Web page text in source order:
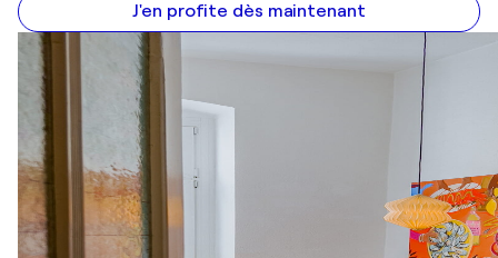
J'en profite dès maintenant